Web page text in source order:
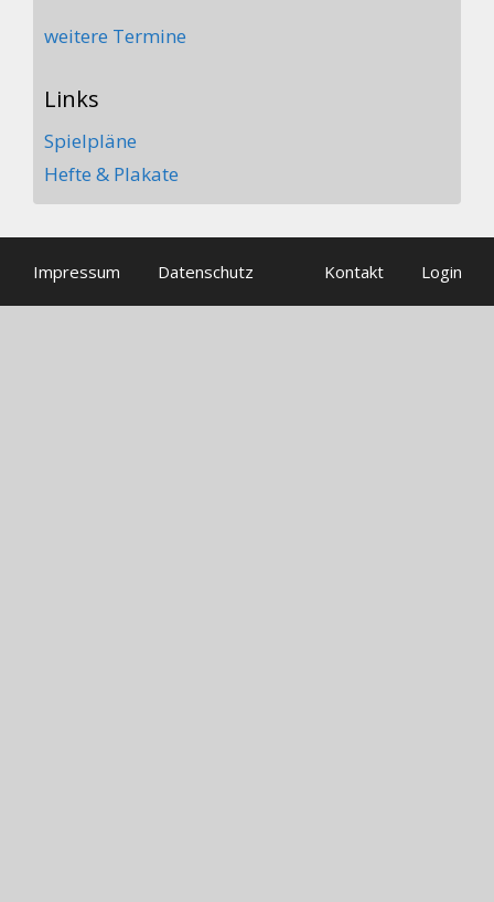
weitere Termine
Links
Spielpläne
Hefte & Plakate
Impressum Datenschutz Kontakt Login